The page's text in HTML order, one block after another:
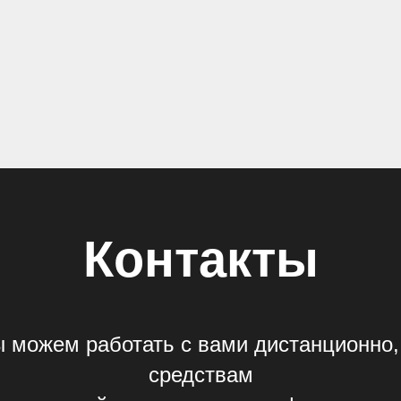
Контакты
работать с вами
средствам